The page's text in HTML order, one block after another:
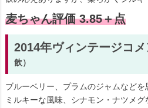
麦ちゃん評価 3.85＋点
2014年ヴィンテージコメ
飲）
ブルーベリー、プラムのジャムなどを
ミルキーな風味、シナモン・ナツメ